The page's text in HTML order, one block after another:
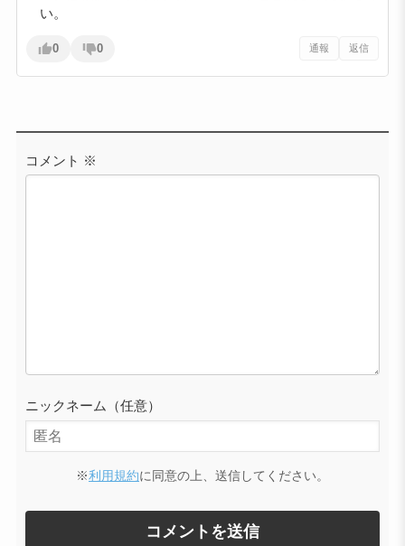
い。
0 0 通報 返信
コメント ※
ニックネーム（任意）
※利用規約に同意の上、送信してください。